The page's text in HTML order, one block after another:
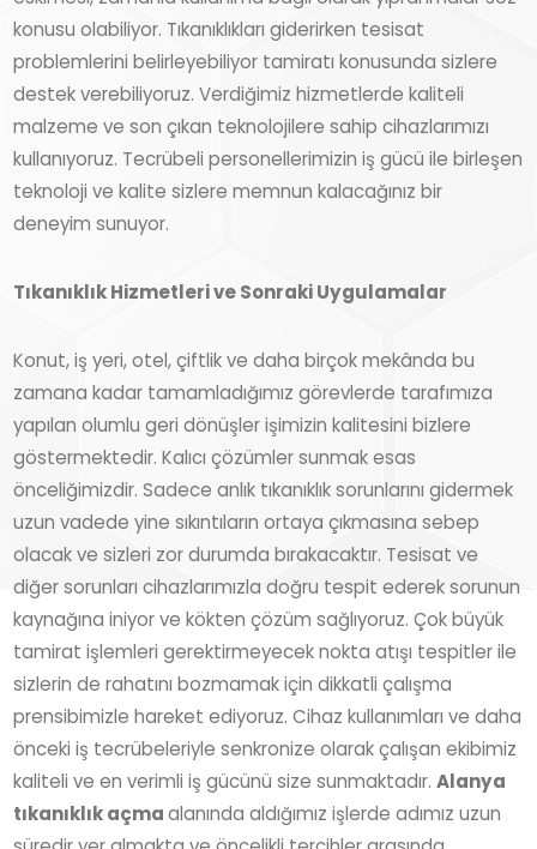
konusu olabiliyor. Tıkanıklıkları giderirken tesisat
problemlerini belirleyebiliyor tamiratı konusunda sizlere
destek verebiliyoruz. Verdiğimiz hizmetlerde kaliteli
malzeme ve son çıkan teknolojilere sahip cihazlarımızı
kullanıyoruz. Tecrübeli personellerimizin iş gücü ile birleşen
teknoloji ve kalite sizlere memnun kalacağınız bir
deneyim sunuyor.
Tıkanıklık Hizmetleri ve Sonraki Uygulamalar
Konut, iş yeri, otel, çiftlik ve daha birçok mekânda bu
zamana kadar tamamladığımız görevlerde tarafımıza
yapılan olumlu geri dönüşler işimizin kalitesini bizlere
göstermektedir. Kalıcı çözümler sunmak esas
önceliğimizdir. Sadece anlık tıkanıklık sorunlarını gidermek
uzun vadede yine sıkıntıların ortaya çıkmasına sebep
olacak ve sizleri zor durumda bırakacaktır. Tesisat ve
diğer sorunları cihazlarımızla doğru tespit ederek sorunun
kaynağına iniyor ve kökten çözüm sağlıyoruz. Çok büyük
tamirat işlemleri gerektirmeyecek nokta atışı tespitler ile
sizlerin de rahatını bozmamak için dikkatli çalışma
prensibimizle hareket ediyoruz. Cihaz kullanımları ve daha
önceki iş tecrübeleriyle senkronize olarak çalışan ekibimiz
kaliteli ve en verimli iş gücünü size sunmaktadır.
Alanya
tıkanıklık açma
alanında aldığımız işlerde adımız uzun
süredir yer almakta ve öncelikli tercihler arasında